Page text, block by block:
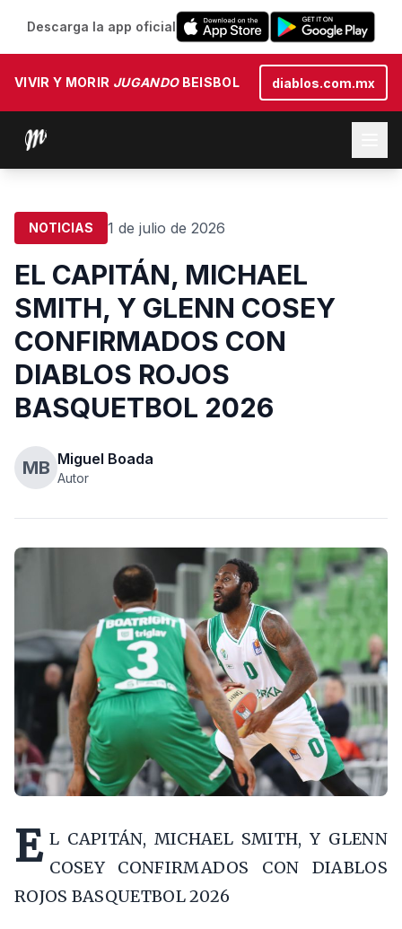
Descarga la app oficial
VIVIR Y MORIR JUGANDOBEISBOL diablos.com.mx
NOTICIAS 1 de julio de 2026
EL CAPITÁN, MICHAEL
SMITH, Y GLENN COSEY
CONFIRMADOS CON
DIABLOS ROJOS
BASQUETBOL 2026
MB Miguel Boada
Autor
E L CAPITÁN, MICHAEL SMITH, Y GLENN
COSEY CONFIRMADOS CON DIABLOS
ROJOS BASQUETBOL 2026